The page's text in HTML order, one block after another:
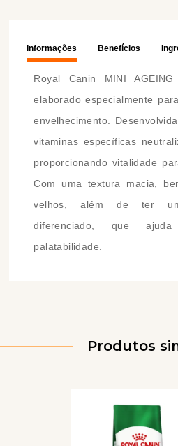
Informações Benefícios
Royal Canin MINI
elaborado especialmente
envelhecimento.
vitaminas específicas
proporcionando vitalidade
Com uma textura macia,
velhos, além de ter
diferenciado, que
palatabilidade.
Produtos